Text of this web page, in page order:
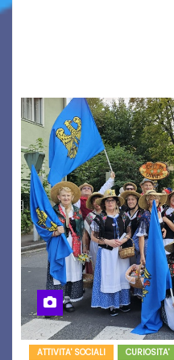
ATTIVITA' SOCIALI CURIOSITA'